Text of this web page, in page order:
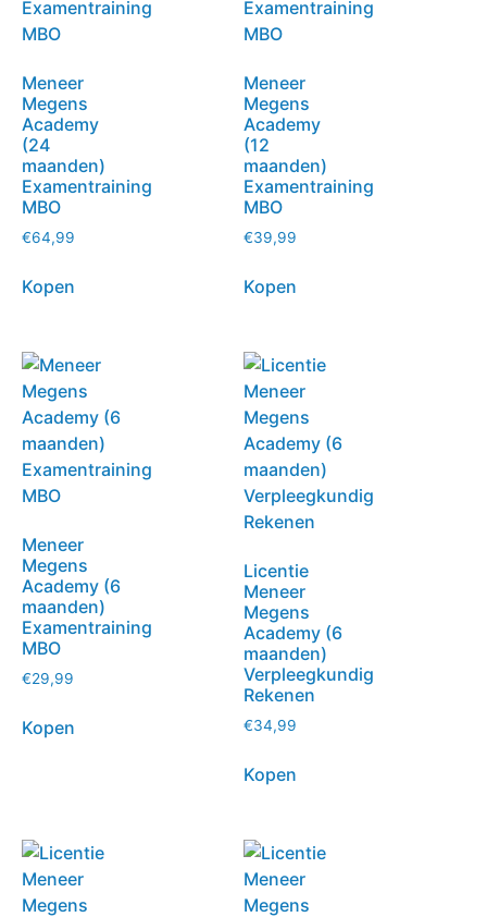
Meneer
Megens
Academy
(24
maanden)
Examentraining
MBO
€64,99
Kopen
Meneer
Megens
Academy
(12
maanden)
Examentraining
MBO
€39,99
Kopen
Meneer
Megens
Academy (6
maanden)
Examentraining
MBO
€29,99
Kopen
Licentie
Meneer
Megens
Academy (6
maanden)
Verpleegkundig
Rekenen
€34,99
Kopen